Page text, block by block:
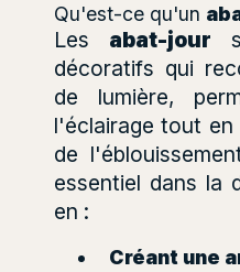
Qu'est-ce qu'un
Les abat-jour
décoratifs qui
de lumière,
l'éclairage tout
de
essentiel dans la
en :
Créant une